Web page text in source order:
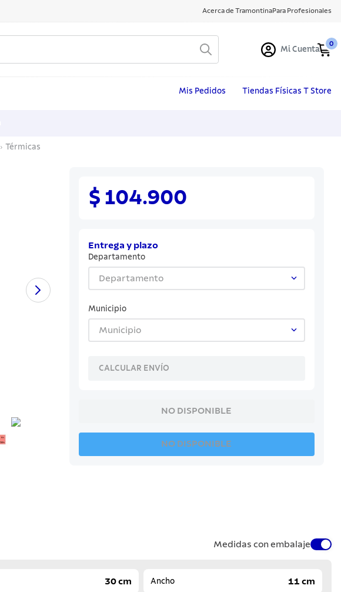
Acerca de TramontinaPara Profesionales
Mi Cuenta
0
Mis Pedidos Tiendas Físicas T Store
Térmicas
$ 104.900
Entrega y plazo
Departamento
Departamento
Municipio
Municipio
CALCULAR ENVÍO
NO DISPONIBLE
NO DISPONIBLE
Medidas con embalaje
30 cm Ancho 11 cm